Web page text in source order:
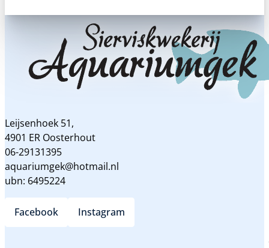
Leijsenhoek 51,
4901 ER Oosterhout
06-29131395
aquariumgek@hotmail.nl
ubn: 6495224
Facebook Instagram